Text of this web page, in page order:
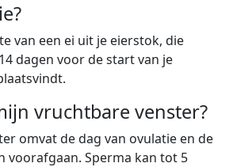
van een ei uit je eierstok, die
dagen voor de start van je
vruchtbare venster?
omvat de dag van ovulatie en de
voorafgaan. Sperma kan tot 5